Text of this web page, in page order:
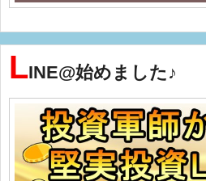
LINE@始めました♪